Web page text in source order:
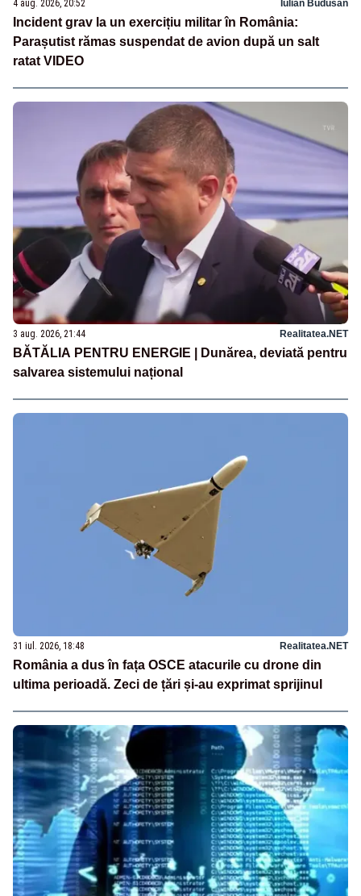
4 aug. 2026, 20:52 Iulian Budusan
Incident grav la un exercițiu militar în România:
Parașutist rămas suspendat de avion după un salt
ratat VIDEO
3 aug. 2026, 21:44 Realitatea.NET
BĂTĂLIA PENTRU ENERGIE | Dunărea, deviată pentru
salvarea sistemului național
31 iul. 2026, 18:48 Realitatea.NET
România a dus în fața OSCE atacurile cu drone din
ultima perioadă. Zeci de țări și-au exprimat sprijinul